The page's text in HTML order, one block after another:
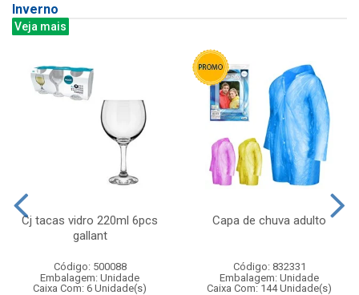
Inverno
Veja mais
Cj tacas vidro 220ml 6pcs
gallant
Código: 500088
Embalagem: Unidade
Caixa Com: 6 Unidade(s)
Capa de chuva adulto
Código: 832331
Embalagem: Unidade
Caixa Com: 144 Unidade(s)